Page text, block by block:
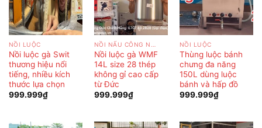
NỒI LUỘC
Nồi luộc gà Swit
thương hiệu nổi
tiếng, nhiều kích
thước lựa chọn
999.999₫
Nồi luộc gà WMF
14L size 28 thép
không gỉ cao cấp
từ Đức
999.999₫
NỒI LUỘC
Thùng luộc bánh
chưng đa năng
150L dùng luộc
bánh và hấp đồ
999.999₫